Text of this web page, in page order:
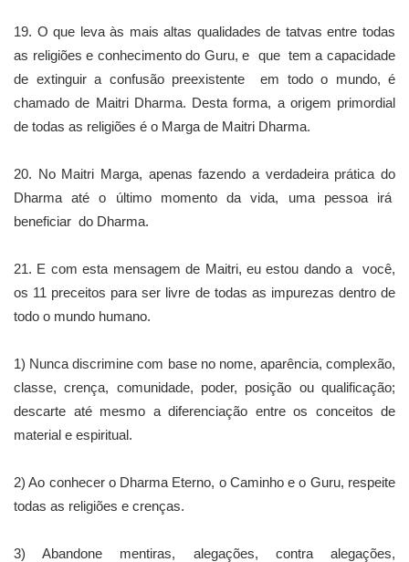
19. O que leva às mais altas qualidades de tatvas entre todas
as religiões e conhecimento do Guru, e que tem a capacidade
de extinguir a confusão preexistente em todo o mundo, é
chamado de Maitri Dharma. Desta forma, a origem primordial
de todas as religiões é o Marga de Maitri Dharma.
20. No Maitri Marga, apenas fazendo a verdadeira prática do
Dharma até o último momento da vida, uma pessoa irá
beneficiar do Dharma.
21. E com esta mensagem de Maitri, eu estou dando a você,
os 11 preceitos para ser livre de todas as impurezas dentro de
todo o mundo humano.
1) Nunca discrimine com base no nome, aparência, complexão,
classe, crença, comunidade, poder, posição ou qualificação;
descarte até mesmo a diferenciação entre os conceitos de
material e espiritual.
2) Ao conhecer o Dharma Eterno, o Caminho e o Guru, respeite
todas as religiões e crenças.
3) Abandone mentiras, alegações, contra alegações,